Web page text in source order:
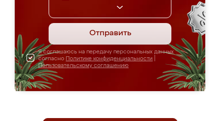
Отправить
Я соглашаюсь на передачу персональных данных
согласно Политике конфиденциальности
Пользовательскому соглашению